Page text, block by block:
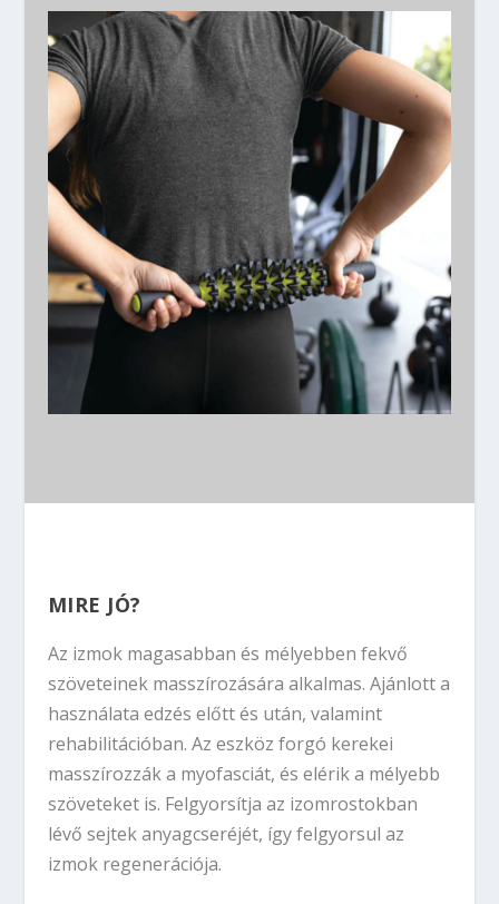
MIRE JÓ?
Az izmok magasabban és mélyebben fekvő
szöveteinek masszírozására alkalmas. Ajánlott a
használata edzés előtt és után, valamint
rehabilitációban. Az eszköz forgó kerekei
masszírozzák a myofasciát, és elérik a mélyebb
szöveteket is. Felgyorsítja az izomrostokban
lévő sejtek anyagcseréjét, így felgyorsul az
izmok regenerációja.